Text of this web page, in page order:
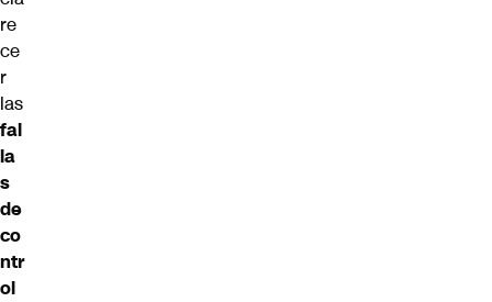
re
ce
r
las
fal
la
s
de
co
ntr
ol